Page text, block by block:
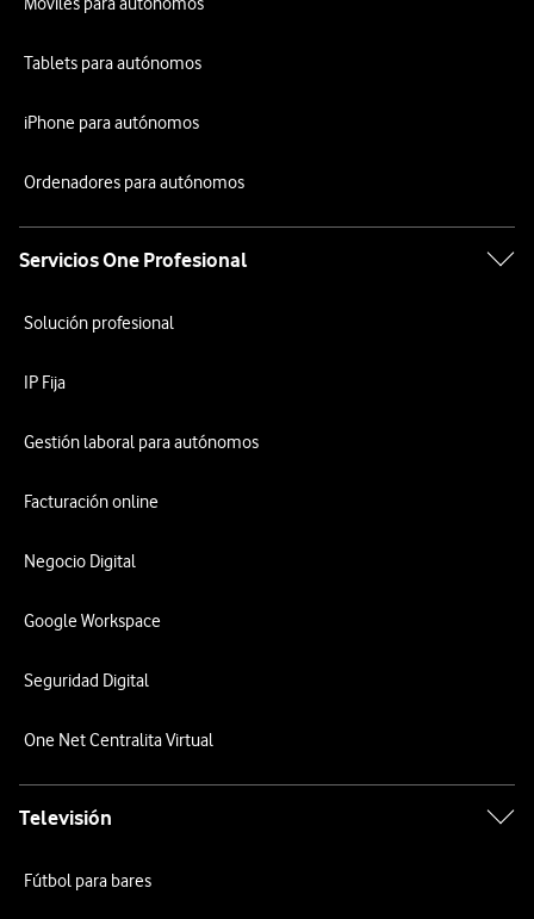
Tablets para autónomos
iPhone para autónomos
Ordenadores para autónomos
Servicios One Profesional
Solución profesional
IP Fija
Gestión laboral para autónomos
Facturación online
Negocio Digital
Google Workspace
Seguridad Digital
One Net Centralita Virtual
Televisión
Fútbol para bares